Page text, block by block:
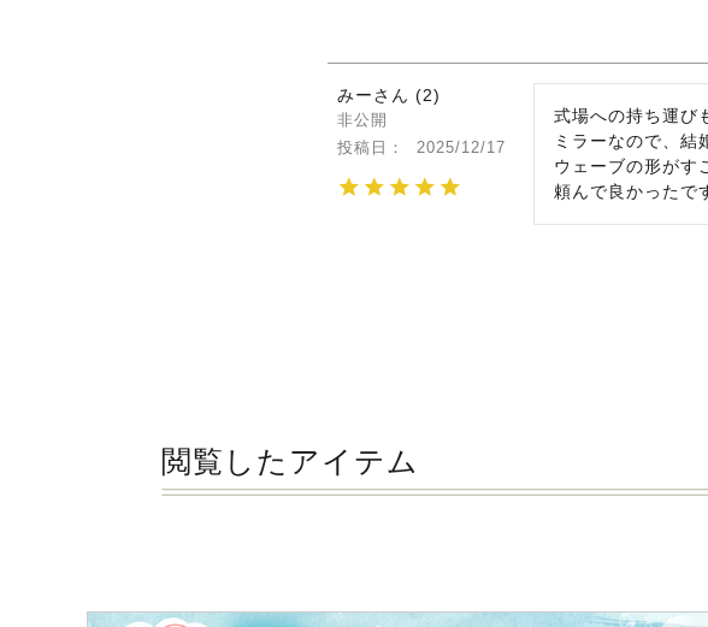
みー 2
非公開
投稿日
2025/12/17
式場への持ち運び
ミラーなので、結
ウェーブの形がす
頼んで良かったで
閲覧したアイテム